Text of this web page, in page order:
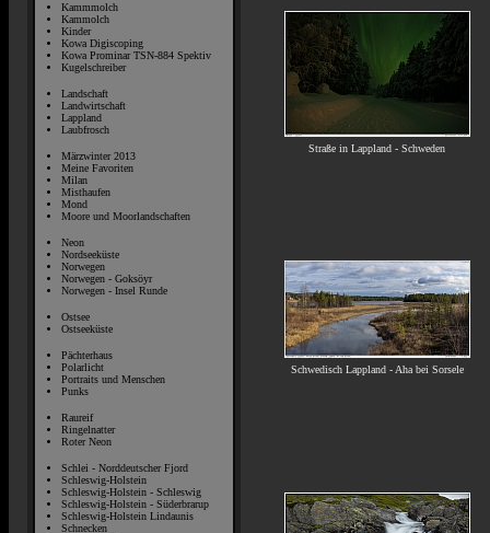
Kammmolch
Kammolch
Kinder
Kowa Digiscoping
Kowa Prominar TSN-884 Spektiv
Kugelschreiber
Landschaft
Landwirtschaft
Lappland
Laubfrosch
Märzwinter 2013
Meine Favoriten
Milan
Misthaufen
Mond
Moore und Moorlandschaften
Neon
Nordseeküste
Norwegen
Norwegen - Goksöyr
Norwegen - Insel Runde
Ostsee
Ostseeküste
Pächterhaus
Polarlicht
Portraits und Menschen
Punks
Raureif
Ringelnatter
Roter Neon
Schlei - Norddeutscher Fjord
Schleswig-Holstein
Schleswig-Holstein - Schleswig
Schleswig-Holstein - Süderbrarup
Schleswig-Holstein Lindaunis
Schnecken
Straße in Lappland - Schweden
Schwedisch Lappland - Aha bei Sorsele